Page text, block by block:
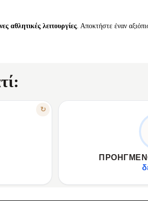
αθλητικές λειτουργίες. Αποκτήστε έναν
↻
ΧΩΡΊΣ
δορυφόρους.
αισθητήρες.
trackback.
ΚΎΡΟΣ, ΆΝΕΣΗ
Στιβαρή
Οθόνη
Μεγάλη αυτονομία